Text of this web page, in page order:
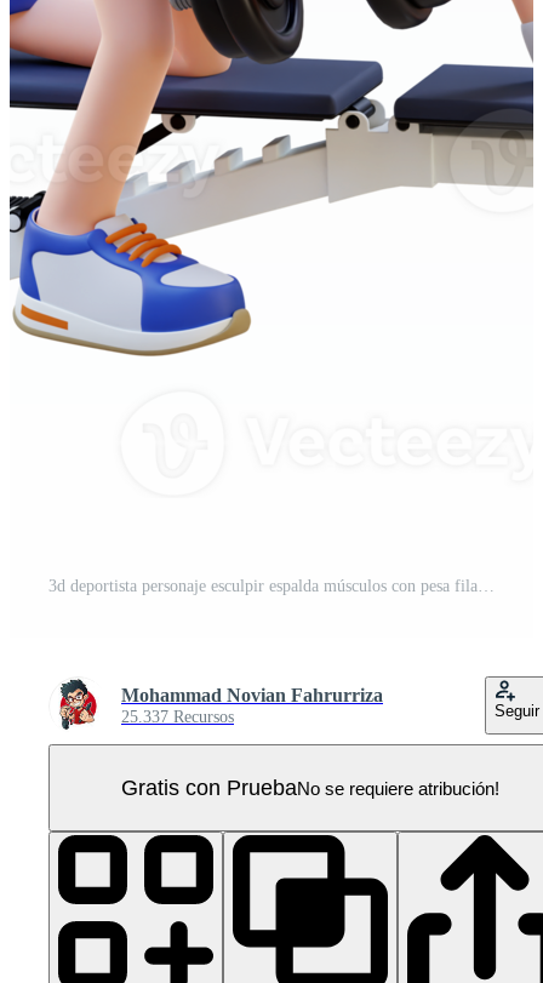
3d deportista personaje esculpir espalda músculos con pesa fila ejercicio PNG Pro
Mohammad Novian Fahrurriza
25.337 Recursos Seguir
Gratis con PruebaNo se requiere atribución!